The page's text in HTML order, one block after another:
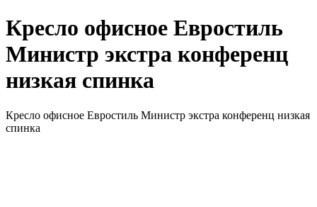
Кресло офисное Евростиль
Министр экстра конференц
низкая спинка
Кресло офисное Евростиль Министр экстра конференц низкая
спинка